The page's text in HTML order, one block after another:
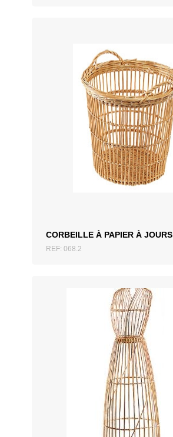
CORBEILLE À PAPIER À JOURS
REF: 068.2
AJOUTER AU DEVIS
AJOUTER AU DEVIS